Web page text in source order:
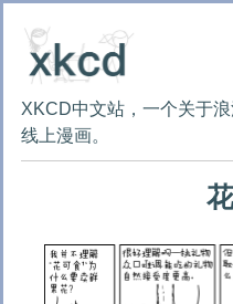
XKCD中文站，一个关于
线上漫画。